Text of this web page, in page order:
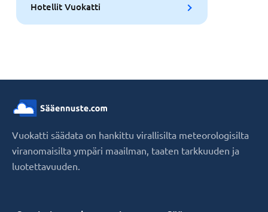
Hotellit Vuokatti
Vuokatti säädata on hankittu virallisilta meteorologisilta
viranomaisilta ympäri maailman, taaten tarkkuuden ja
luotettavuuden.